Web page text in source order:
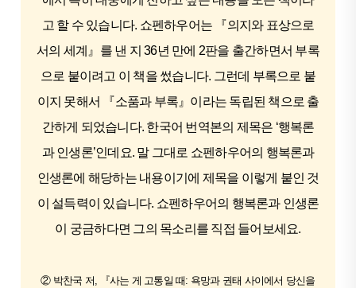
고 할 수 있습니다. 쇼펜하우어는 『의지와 표상으로
서의 세계』를 낸 지 36년 만에 2판을 출간하면서 부록
으로 붙이려고 이 책을 썼습니다. 그런데 부록으로 붙
이지 못해서 『소품과 부록』이라는 독립된 책으로 출
간하게 되었습니다. 한국어 번역본의 제목은 ‘행복론
과 인생론’인데요. 말 그대로 쇼펜하우어의 행복론과
인생론에 해당하는 내용이기에 제목을 이렇게 붙인 것
이 설득력이 있습니다. 쇼펜하우어의 행복론과 인생론
이 궁금하다면 그의 목소리를 직접 들어보세요.
② 박찬국 저, 『사는 게 고통일 때: 욕망과 권태 사이에서 당신을